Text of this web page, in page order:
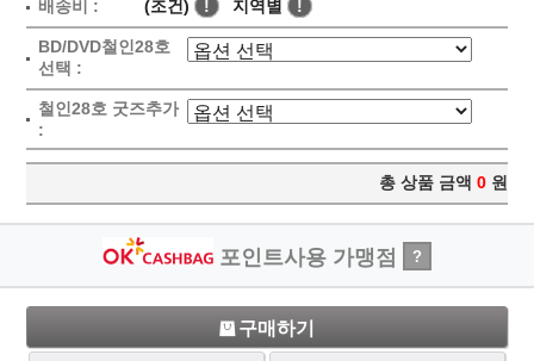
배송비 : (조건) ! 지역별 !
BD/DVD철인28호
선택 :
철인28호 굿즈추가
:
총 상품 금액 0 원
포인트사용 가맹점 ?
구매하기